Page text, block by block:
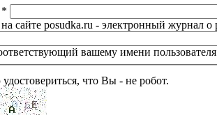
*
сайте posudka.ru - электронный журнал
вашему имени
что Вы - не робот.